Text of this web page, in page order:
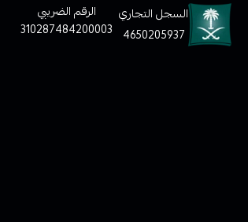
السجل التجاري
4650205937
الرقم الضريبي
310287484200003